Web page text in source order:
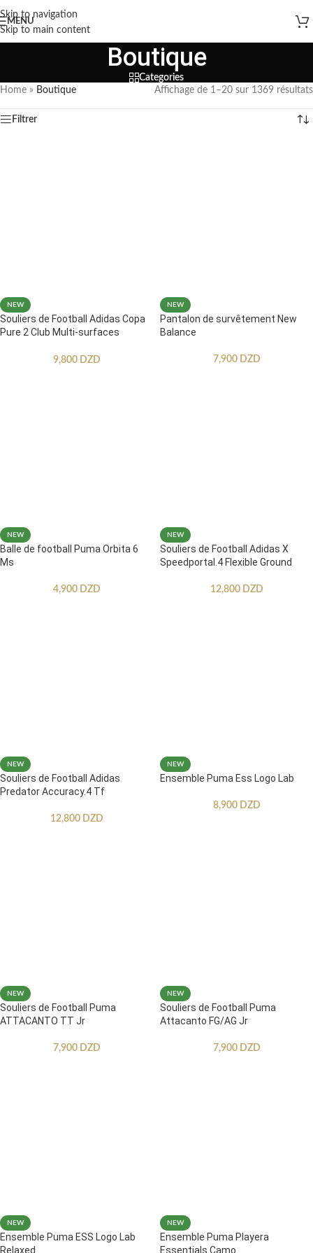
Skip to navigation
Skip to main content
MENU
Boutique
Categories
Home » Boutique Affichage de 1–20 sur 1369 résultats
Filtrer
NEW
Souliers de Football Adidas Copa
Pure 2 Club Multi-surfaces
9,800 DZD
NEW
Pantalon de survêtement New
Balance
7,900 DZD
NEW
Balle de football Puma Orbita 6
Ms
4,900 DZD
NEW
Souliers de Football Adidas X
Speedportal.4 Flexible Ground
12,800 DZD
NEW
Souliers de Football Adidas
Predator Accuracy.4 Tf
12,800 DZD
NEW
Ensemble Puma Ess Logo Lab
8,900 DZD
NEW
Souliers de Football Puma
ATTACANTO TT Jr
7,900 DZD
NEW
Souliers de Football Puma
Attacanto FG/AG Jr
7,900 DZD
NEW
Ensemble Puma ESS Logo Lab
Relaxed
NEW
Ensemble Puma Playera
Essentials Camo